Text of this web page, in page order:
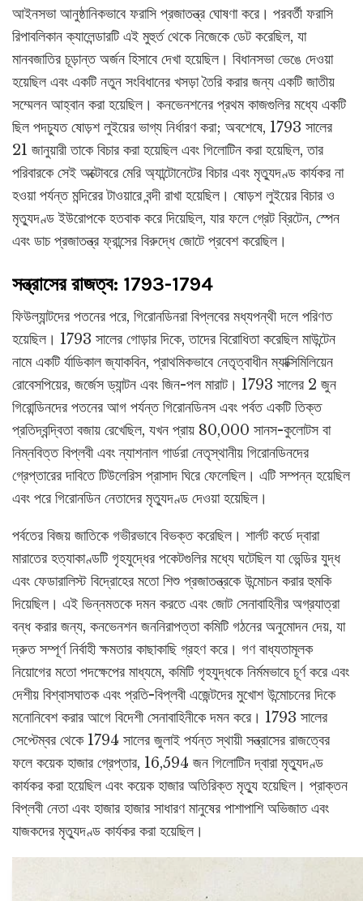
আইনসভা আনুষ্ঠানিকভাবে ফরাসি প্রজাতন্ত্র ঘোষণা করে। পরবর্তী ফরাসি
রিপাবলিকান ক্যালেন্ডারটি এই মুহুর্ত থেকে নিজেকে ডেট করেছিল, যা
মানবজাতির চূড়ান্ত অর্জন হিসাবে দেখা হয়েছিল। বিধানসভা ভেঙে দেওয়া
হয়েছিল এবং একটি নতুন সংবিধানের খসড়া তৈরি করার জন্য একটি জাতীয়
সম্মেলন আহ্বান করা হয়েছিল। কনভেনশনের প্রথম কাজগুলির মধ্যে একটি
ছিল পদচ্যুত ষোড়শ লুইয়ের ভাগ্য নির্ধারণ করা; অবশেষে, 1793 সালের
21 জানুয়ারী তাকে বিচার করা হয়েছিল এবং গিলোটিন করা হয়েছিল, তার
পরিবারকে সেই অক্টোবরে মেরি অ্যান্টোনেটের বিচার এবং মৃত্যুদণ্ড কার্যকর না
হওয়া পর্যন্ত মন্দিরের টাওয়ারে বন্দী রাখা হয়েছিল। ষোড়শ লুইয়ের বিচার ও
মৃত্যুদণ্ড ইউরোপকে হতবাক করে দিয়েছিল, যার ফলে গ্রেট ব্রিটেন, স্পেন
এবং ডাচ প্রজাতন্ত্র ফ্রান্সের বিরুদ্ধে জোটে প্রবেশ করেছিল।
সন্ত্রাসের রাজত্ব: 1793-1794
ফিউল্যান্টদের পতনের পরে, গিরোনডিনরা বিপ্লবের মধ্যপন্থী দলে পরিণত
হয়েছিল। 1793 সালের গোড়ার দিকে, তাদের বিরোধিতা করেছিল মাউন্টেন
নামে একটি র্যাডিকাল জ্যাকবিন, প্রাথমিকভাবে নেতৃত্বাধীন ম্যাক্সিমিলিয়েন
রোবেসপিয়ের, জর্জেস ড্যান্টন এবং জিন-পল মারাট। 1793 সালের 2 জুন
গিরোন্ডিনদের পতনের আগ পর্যন্ত গিরোনডিনস এবং পর্বত একটি তিক্ত
প্রতিদ্বন্দ্বিতা বজায় রেখেছিল, যখন প্রায় 80,000 সানস-কুলোটস বা
নিম্নবিত্ত বিপ্লবী এবং ন্যাশনাল গার্ডরা নেতৃস্থানীয় গিরোনডিনদের
গ্রেপ্তারের দাবিতে টিউলেরিস প্রাসাদ ঘিরে ফেলেছিল। এটি সম্পন্ন হয়েছিল
এবং পরে গিরোনডিন নেতাদের মৃত্যুদণ্ড দেওয়া হয়েছিল।
পর্বতের বিজয় জাতিকে গভীরভাবে বিভক্ত করেছিল। শার্লট কর্ডে দ্বারা
মারাতের হত্যাকাণ্ডটি গৃহযুদ্ধের পকেটগুলির মধ্যে ঘটেছিল যা ভেন্ডির যুদ্ধ
এবং ফেডারালিস্ট বিদ্রোহের মতো শিশু প্রজাতন্ত্রকে উন্মোচন করার হুমকি
দিয়েছিল। এই ভিন্নমতকে দমন করতে এবং জোট সেনাবাহিনীর অগ্রযাত্রা
বন্ধ করার জন্য, কনভেনশন জননিরাপত্তা কমিটি গঠনের অনুমোদন দেয়, যা
দ্রুত সম্পূর্ণ নির্বাহী ক্ষমতার কাছাকাছি গ্রহণ করে। গণ বাধ্যতামূলক
নিয়োগের মতো পদক্ষেপের মাধ্যমে, কমিটি গৃহযুদ্ধকে নির্মমভাবে চূর্ণ করে এবং
দেশীয় বিশ্বাসঘাতক এবং প্রতি-বিপ্লবী এজেন্টদের মুখোশ উন্মোচনের দিকে
মনোনিবেশ করার আগে বিদেশী সেনাবাহিনীকে দমন করে। 1793 সালের
সেপ্টেম্বর থেকে 1794 সালের জুলাই পর্যন্ত স্থায়ী সন্ত্রাসের রাজত্বের
ফলে কয়েক হাজার গ্রেপ্তার, 16,594 জন গিলোটিন দ্বারা মৃত্যুদণ্ড
কার্যকর করা হয়েছিল এবং কয়েক হাজার অতিরিক্ত মৃত্যু হয়েছিল। প্রাক্তন
বিপ্লবী নেতা এবং হাজার হাজার সাধারণ মানুষের পাশাপাশি অভিজাত এবং
যাজকদের মৃত্যুদণ্ড কার্যকর করা হয়েছিল।